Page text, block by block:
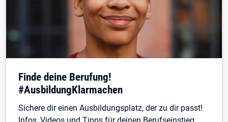
Finde deine Berufung!
#AusbildungKlarmachen
Sichere dir einen Ausbildungsplatz, der zu dir passt!